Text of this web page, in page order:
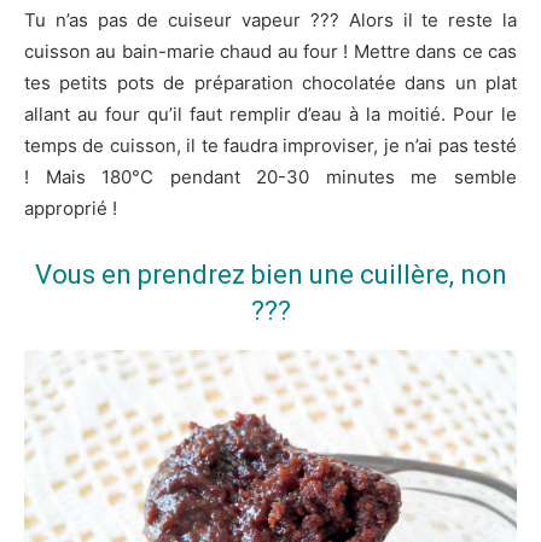
Tu n’as pas de cuiseur vapeur ??? Alors il te reste la
cuisson au bain-marie chaud au four ! Mettre dans ce cas
tes petits pots de préparation chocolatée dans un plat
allant au four qu’il faut remplir d’eau à la moitié. Pour le
temps de cuisson, il te faudra improviser, je n’ai pas testé
! Mais 180°C pendant 20-30 minutes me semble
approprié !
Vous en prendrez bien une cuillère, non
???